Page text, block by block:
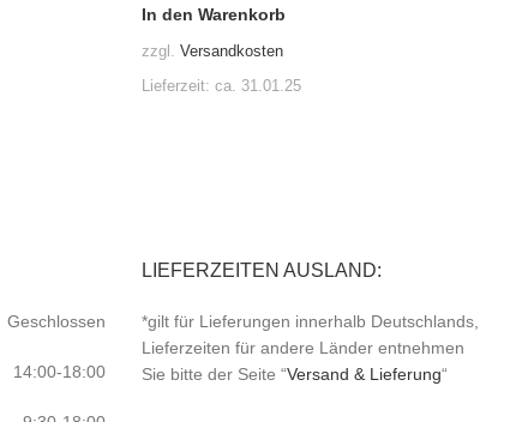
In den Warenkorb
zzgl. Versandkosten
Lieferzeit: ca. 31.01.25
Geschlossen
14:00-18:00
LIEFERZEITEN AUSLAND:
*gilt für Lieferungen innerhalb Deutschlands,
Lieferzeiten für andere Länder entnehmen
Sie bitte der Seite “Versand & Lieferung“